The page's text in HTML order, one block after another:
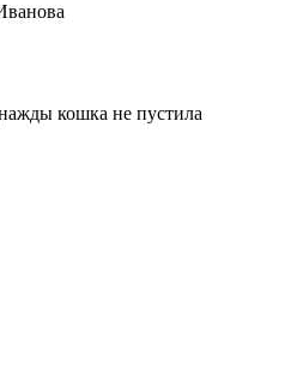
кошка не пустила